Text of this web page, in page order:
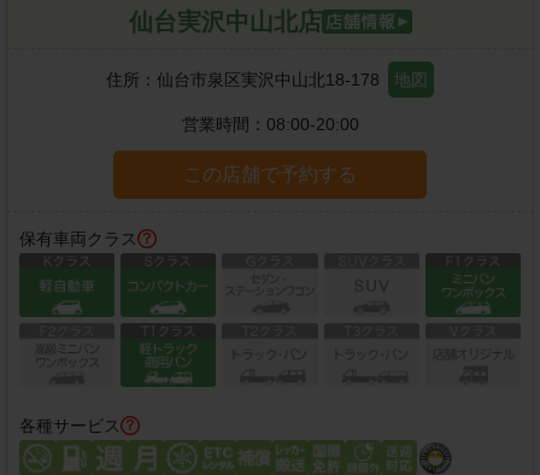
仙台実沢中山北店
住所： 仙台市泉区実沢中山北18-178 地図
営業時間： 08:00-20:00
この店舗で予約する
保有車両クラス
各種サービス